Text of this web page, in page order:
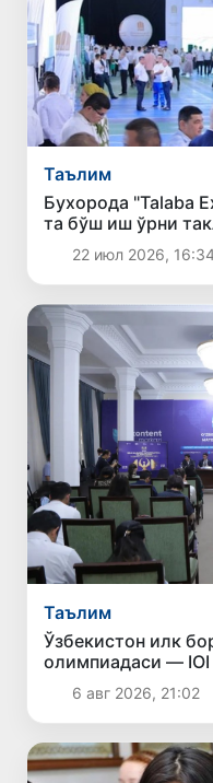
Таълим
Бухорода "Talaba
та бўш иш ўрни
22 июл 2026, 16:34
Таълим
Ўзбекистон илк
олимпиадаси —
6 авг 2026, 21:02